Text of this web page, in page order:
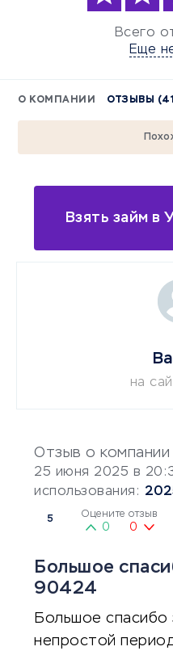
Всего
Еще
О КОМПАНИИ ОТЗЫВЫ
Взять займ в
Отзыв о компании
25 июня 2025 в
использования:
5 Оцените отзыв
0 0
Большое
90424
Большое спасибо
непростой
на